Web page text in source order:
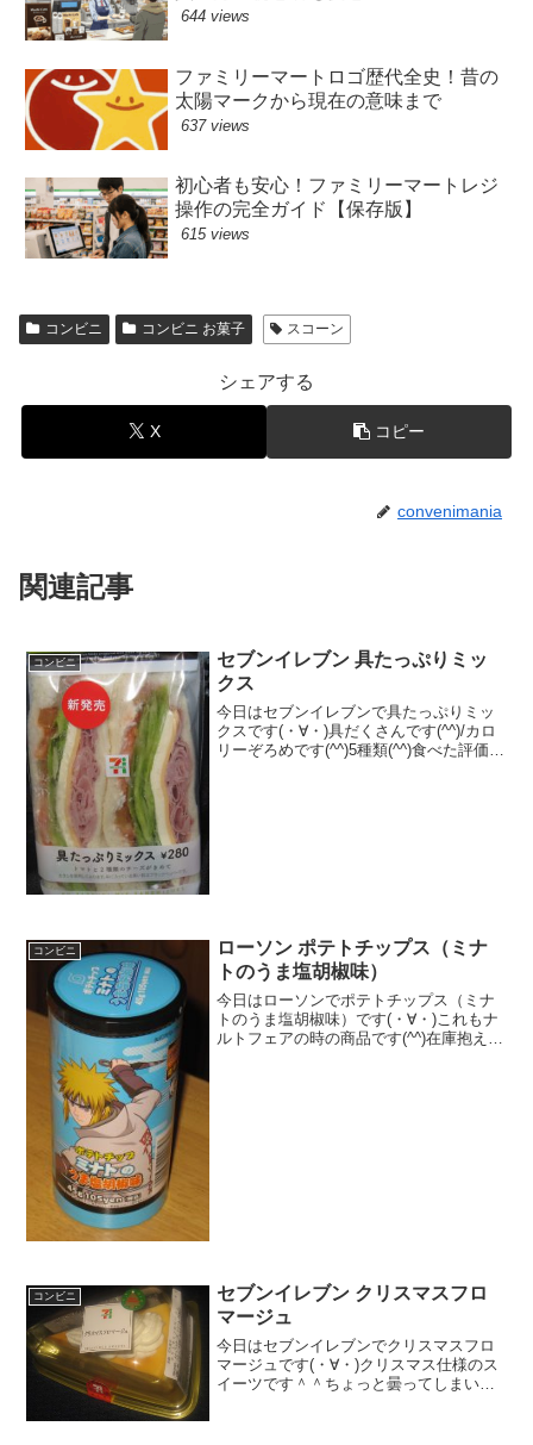
644 views
ファミリーマートロゴ歴代全史！昔の
太陽マークから現在の意味まで
637 views
初心者も安心！ファミリーマートレジ
操作の完全ガイド【保存版】
615 views
コンビニ コンビニ お菓子 スコーン
シェアする
X コピー
convenimania
関連記事
コンビニ
セブンイレブン 具たっぷりミッ
クス
今日はセブンイレブンで具たっぷりミッ
クスです(・∀・)具だくさんです(^^)/カロ
リーぞろめです(^^)5種類(^^)食べた評価値
コンビニ
ローソン ポテトチップス（ミナ
トのうま塩胡椒味）
今日はローソンでポテトチップス（ミナ
トのうま塩胡椒味）です(・∀・)これもナ
ルトフェアの時の商品です(^^)在庫抱えて
コンビニ
セブンイレブン クリスマスフロ
マージュ
今日はセブンイレブンでクリスマスフロ
マージュです(・∀・)クリスマス仕様のス
イーツです＾＾ちょっと曇ってしまいま